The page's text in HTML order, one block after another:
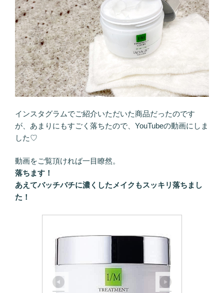
インスタグラムでご紹介いただいた商品だったのです
が、あまりにもすごく落ちたので、YouTubeの動画にしま
した♡
動画をご覧頂ければ一目瞭然。
落ちます！
あえてバッチバチに濃くしたメイクもスッキリ落ちまし
た！